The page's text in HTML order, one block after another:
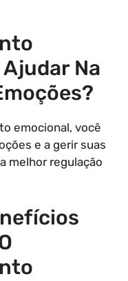
Na
emocional, você
e a gerir suas
melhor regulação